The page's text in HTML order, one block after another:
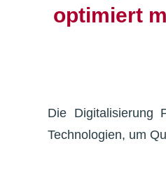
optimiert
Die Digitalisierung
Technologien, um